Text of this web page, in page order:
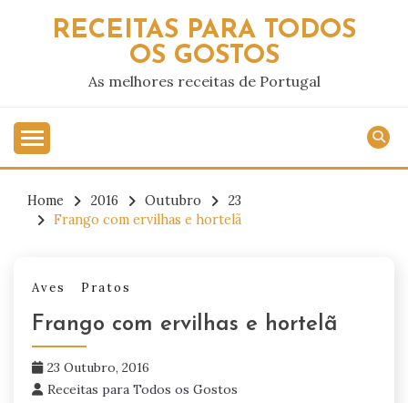
RECEITAS PARA TODOS
OS GOSTOS
As melhores receitas de Portugal
Home 2016 Outubro
23
Frango com ervilhas e hortelã
Aves Pratos
Frango com ervilhas e hortelã
23 Outubro, 2016
Receitas para Todos os Gostos